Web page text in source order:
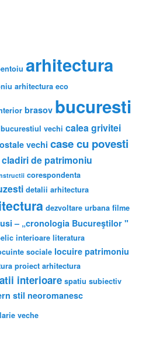
arhitectura
arhitectura eco
brasov bucuresti
bucurestiul vechi calea grivitei
vechi case cu povesti
cladiri de patrimoniu
corespondenta
detalii arhitectura
dezvoltare urbana filme
– „cronologia Bucureştilor "
interioare literatura
sociale locuire patrimoniu
proiect arhitectura
interioare spatiu subiectiv
stil neoromanesc
veche